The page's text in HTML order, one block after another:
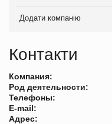
Додати компанію
Контакти
Компания:
Род деятельности:
Телефоны:
E-mail:
Адрес: